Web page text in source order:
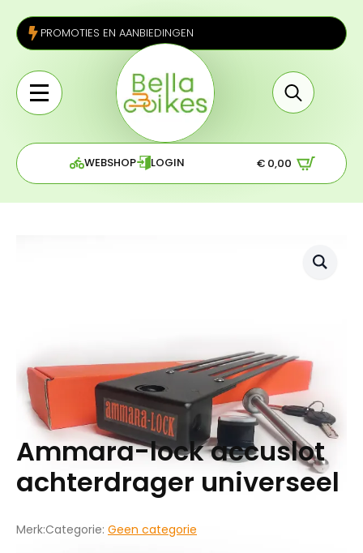
PROMOTIES EN AANBIEDINGEN
for:
WEBSHOP LOGIN € 0,00
Ammara-lock accuslot
achterdrager universeel
Merk:Categorie: Geen categorie